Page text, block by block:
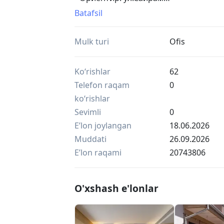
метро Буюк Ипак Йули ( быв.Максим
Комиссия риэлтора 50%
Batafsil
Mulk turi Ofis
Ko‘rishlar
62
Telefon raqam
ko‘rishlar
0
Sevimli
0
Eʼlon joylangan
18.06.2026
Muddati
26.09.2026
Eʼlon raqami
20743806
O'xshash e'lonlar